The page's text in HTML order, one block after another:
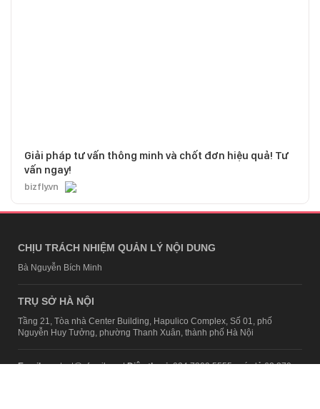
Giải pháp tư vấn thông minh và chốt đơn hiệu quả! Tư
vấn ngay!
bizfly.vn
CHỊU TRÁCH NHIỆM QUẢN LÝ NỘI DUNG
Bà Nguyễn Bích Minh
TRỤ SỞ HÀ NỘI
Tầng 21, Tòa nhà Center Building, Hapulico Complex, Số 01, phố
Nguyễn Huy Tưởng, phường Thanh Xuân, thành phố Hà Nội
Email:contact@afamily.vn |Điện thoại:024 7309 5555, máy lẻ 62.370